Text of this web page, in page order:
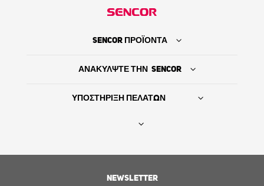
SENCOR ΠΡΟΪΟΝΤΑ
ΑΝΑΚΥΛΨΤΕ ΤΗΝ SENCOR
ΥΠΟΣΤΗΡΙΞΗ ΠΕΛΑΤΩΝ
NEWSLETTER